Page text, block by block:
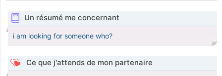
Un résumé me concernant
i am looking for someone who?
Ce que j'attends de mon partenaire